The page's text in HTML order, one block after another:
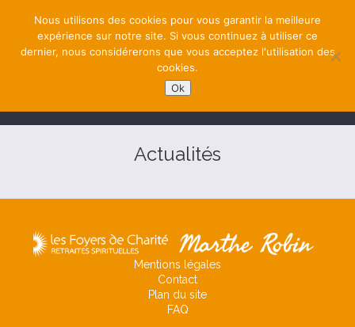
Actualités
Mentions légales
Contact
Plan du site
FAQ
Nous utilisons des cookies pour vous garantir la meilleure
expérience sur notre site. Si vous continuez à utiliser ce
dernier, nous considérerons que vous acceptez l'utilisation des
cookies.
Ok